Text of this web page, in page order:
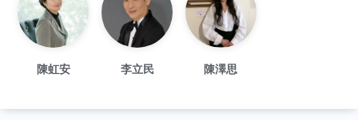
陳虹安 李立民 陳澤思